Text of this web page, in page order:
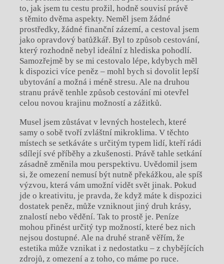
to, jak jsem tu cestu prožil, hodně souvisí právě
s těmito dvěma aspekty. Neměl jsem žádné
prostředky, žádné finanční zázemí, a cestoval jsem
jako opravdový batůžkář. Byl to způsob cestování,
který rozhodně nebyl ideální z hlediska pohodlí.
Samozřejmě by se mi cestovalo lépe, kdybych měl
k dispozici více peněz – mohl bych si dovolit lepší
ubytování a možná i méně stresu. Ale na druhou
stranu právě tenhle způsob cestování mi otevřel
celou novou krajinu možností a zážitků.
Musel jsem zůstávat v levných hostelech, které
samy o sobě tvoří zvláštní mikroklima. V těchto
místech se setkáváte s určitým typem lidí, kteří rádi
sdílejí své příběhy a zkušenosti. Právě tahle setkání
zásadně změnila mou perspektivu. Uvědomil jsem
si, že omezení nemusí být nutně překážkou, ale spíš
výzvou, která vám umožní vidět svět jinak. Pokud
jde o kreativitu, je pravda, že když máte k dispozici
dostatek peněz, může vzniknout jiný druh krásy,
znalostí nebo vědění. Tak to prostě je. Peníze
mohou přinést určitý typ možností, které bez nich
nejsou dostupné. Ale na druhé straně věřím, že
estetika může vznikat i z nedostatku – z chybějících
zdrojů, z omezení a z toho, co máme po ruce.